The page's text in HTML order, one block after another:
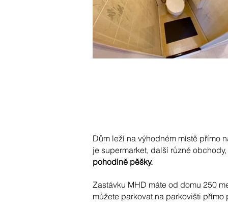
Dům leží na výhodném místě přímo
je supermarket, další různé
pohodlně pěšky.
Zastávku MHD máte od domu 250
můžete parkovat na parkovišti